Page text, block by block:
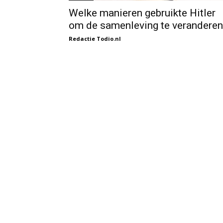
Welke manieren gebruikte Hitler
om de samenleving te
Redactie Todio.nl